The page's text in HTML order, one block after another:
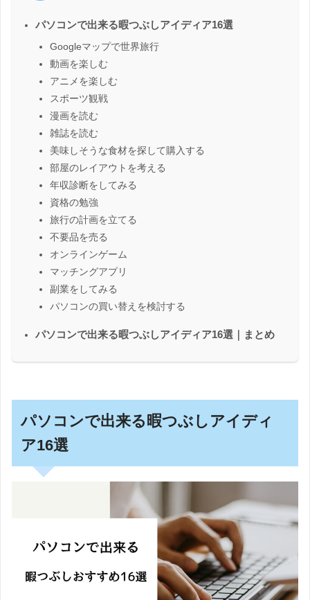
パソコンで出来る暇つぶしアイディア16選
Googleマップで世界旅行
動画を楽しむ
アニメを楽しむ
スポーツ観戦
漫画を読む
雑誌を読む
美味しそうな食材を探して購入する
部屋のレイアウトを考える
年収診断をしてみる
資格の勉強
旅行の計画を立てる
不要品を売る
オンラインゲーム
マッチングアプリ
副業をしてみる
パソコンの買い替えを検討する
パソコンで出来る暇つぶしアイディア16選｜まとめ
パソコンで出来る暇つぶしアイディ
ア16選